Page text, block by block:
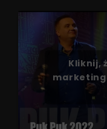
Kliknij,
marketing